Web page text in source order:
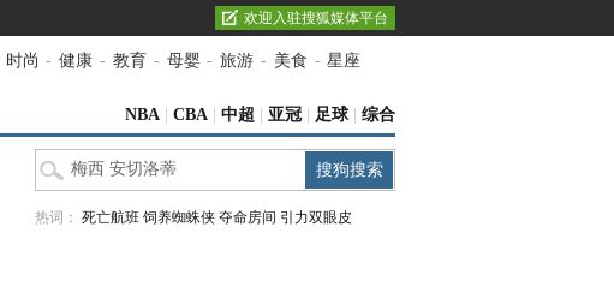
欢迎入驻搜狐媒体平台
时尚 - 健康 - 教育 - 母婴 - 旅游 - 美食 - 星座
NBA CBA 中超 亚冠 足球 综合
热词： 死亡航班 饲养蜘蛛侠 夺命房间 引力双眼皮